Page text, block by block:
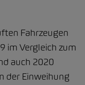
Fahrzeugen
im Vergleich zum
auch 2020
der Einweihung